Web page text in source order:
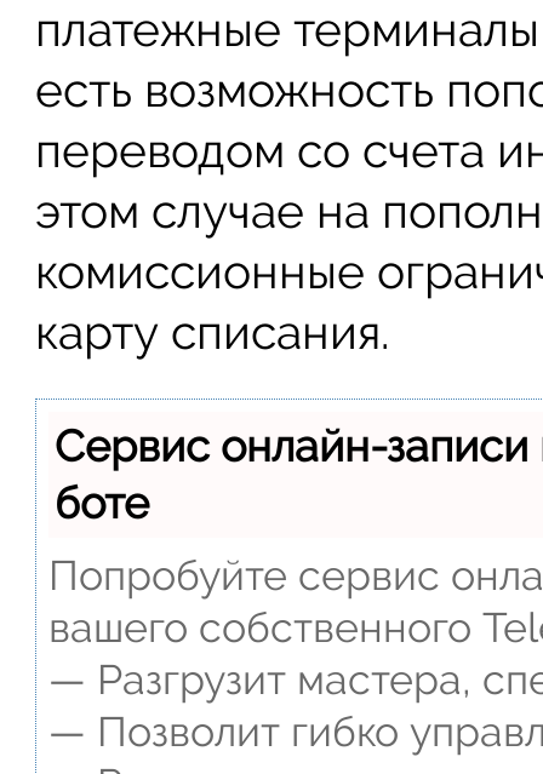
платежные
есть возможность
переводом со счета
этом случае на
комиссионные
карту списания.
Сервис онлайн-
боте
Попробуйте сервис
вашего собственного
— Разгрузит мастера,
— Позволит гибко